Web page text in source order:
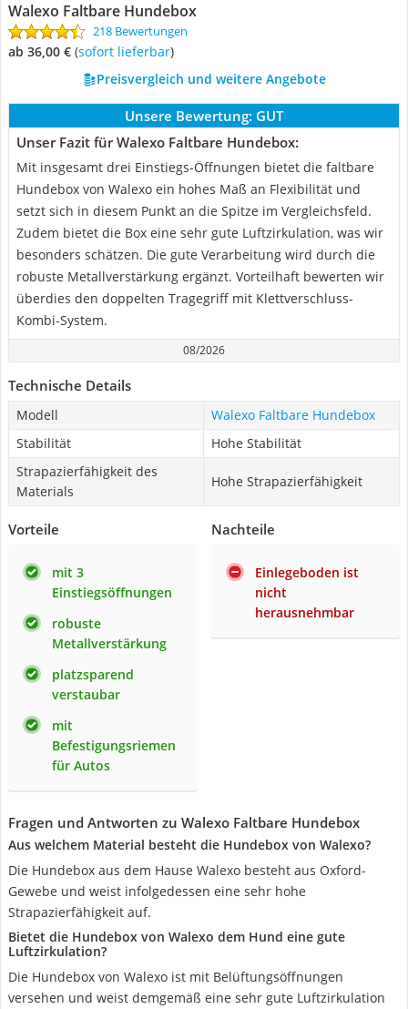
Walexo Faltbare Hundebox
218 Bewertungen
ab 36,00 € ( Sofort lieferbar)
Preisvergleich und weitere Angebote
Unsere Bewertung: GUT
Unser Fazit für Walexo Faltbare Hundebox:
Mit insgesamt drei Einstiegs-Öffnungen bietet die faltbare
Hundebox von Walexo ein hohes Maß an Flexibilität und
setzt sich in diesem Punkt an die Spitze im Vergleichsfeld.
Zudem bietet die Box eine sehr gute Luftzirkulation, was wir
besonders schätzen. Die gute Verarbeitung wird durch die
robuste Metallverstärkung ergänzt. Vorteilhaft bewerten wir
überdies den doppelten Tragegriff mit Klettverschluss-
Kombi-System.
08/2026
Technische Details
Modell
Walexo Faltbare Hundebox
Stabilität
Hohe Stabilität
Strapazierfähigkeit des
Materials
Hohe Strapazierfähigkeit
Vorteile
mit 3
Einstiegsöffnungen
robuste
Metallverstärkung
platzsparend
verstaubar
mit
Befestigungsriemen
für Autos
Nachteile
Einlegeboden ist
nicht
herausnehmbar
Fragen und Antworten zu Walexo Faltbare Hundebox
Aus welchem Material besteht die Hundebox von Walexo?
Die Hundebox aus dem Hause Walexo besteht aus Oxford-
Gewebe und weist infolgedessen eine sehr hohe
Strapazierfähigkeit auf.
Bietet die Hundebox von Walexo dem Hund eine gute
Luftzirkulation?
Die Hundebox von Walexo ist mit Belüftungsöffnungen
versehen und weist demgemäß eine sehr gute Luftzirkulation